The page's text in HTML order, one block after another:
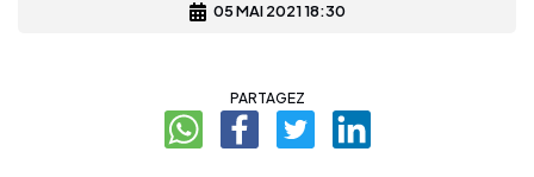
05 MAI 2021 18:30
PARTAGEZ